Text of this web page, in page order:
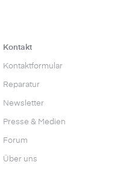
Kontakt
Kontaktformular
Reparatur
Newsletter
Presse & Medien
Forum
Über uns